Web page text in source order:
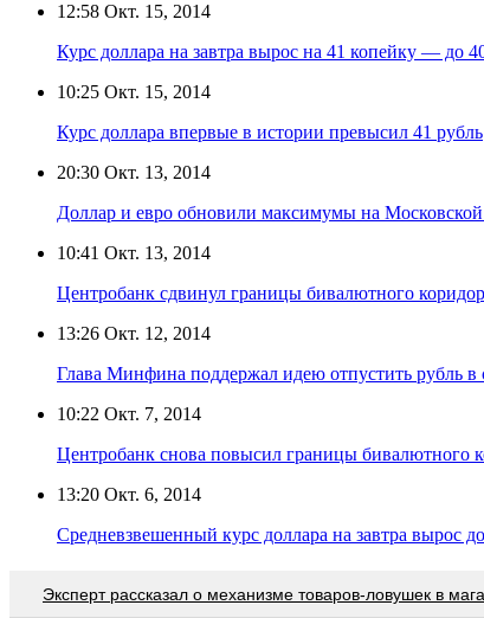
12:58 Окт. 15, 2014
Курс доллара на завтра вырос на 41 копейку — до
10:25 Окт. 15, 2014
Курс доллара впервые в истории превысил 41 рубль
20:30 Окт. 13, 2014
Доллар и евро обновили максимумы на
10:41 Окт. 13, 2014
Центробанк сдвинул границы бивалютного
13:26 Окт. 12, 2014
Глава Минфина поддержал идею отпустить рубль в
10:22 Окт. 7, 2014
Центробанк снова повысил границы бивалютного
13:20 Окт. 6, 2014
Средневзвешенный курс доллара на завтра вырос
Эксперт рассказал о механизме товаров-ловушек в